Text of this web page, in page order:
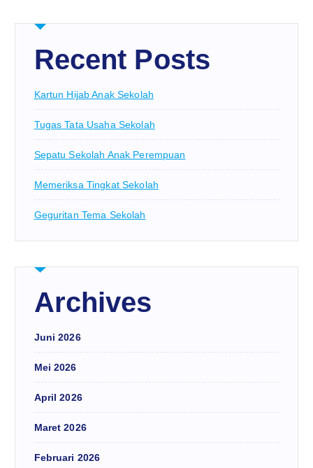
Recent Posts
Kartun Hijab Anak Sekolah
Tugas Tata Usaha Sekolah
Sepatu Sekolah Anak Perempuan
Memeriksa Tingkat Sekolah
Geguritan Tema Sekolah
Archives
Juni 2026
Mei 2026
April 2026
Maret 2026
Februari 2026